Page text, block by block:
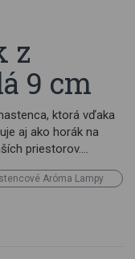
z
9 cm
ktorá vďaka
aj ako horák na
priestorov.
– farebnosť a
Bez uhlíka:
len s čajovou
Aróma Lampy